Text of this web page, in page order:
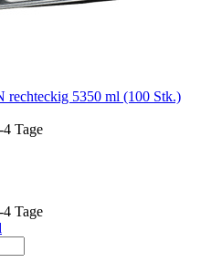
rechteckig 5350 ml (100 Stk.)
4 Tage
4 Tage